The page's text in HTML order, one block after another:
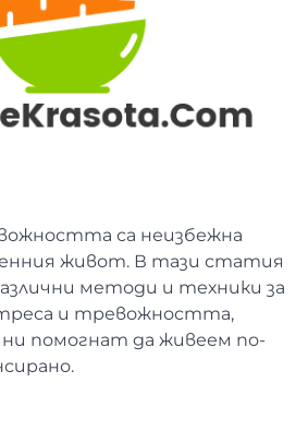
са неизбежна
живот. В тази статия
методи и техники за
и тревожността,
помогнат да живеем по-